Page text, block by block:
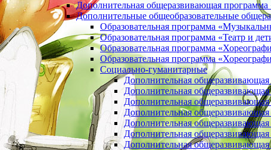
Дополнительная общеразвивающая программа
Дополнительные общеобразовательные
Образовательная программа
Образовательная программа «Театр и
Образовательная программа
Образовательная программа
Социально-гуманитарные
Дополнительная
Дополнительная
Дополнительная
Дополнительная
Дополнительная
Дополнительная
Дополнительная